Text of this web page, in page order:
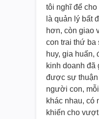
tôi nghĩ để
là quản lý bất
hơn, còn giao
con trai thứ ba
huy, gia huấn,
kinh doanh đã
được sự thuận
người con,
khác nhau, có
khiến cho